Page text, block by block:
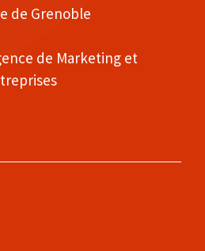
de Grenoble
de Marketing et